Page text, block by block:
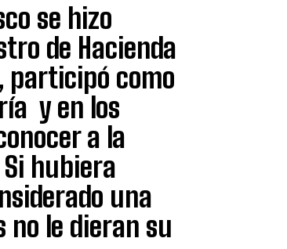
se hizo
de Hacienda
participó como
y en los
a la
hubiera
una
no le dieran su